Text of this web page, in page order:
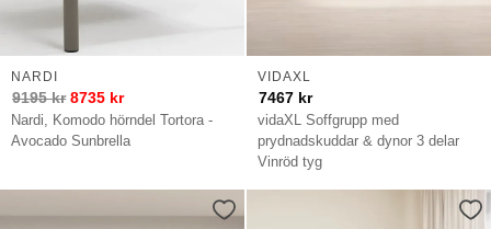
Nardi, Komodo hörndel Tortora -
Avocado Sunbrella
NARDI
9195kr 8735 kr
vidaXL Soffgrupp med
prydnadskuddar & dynor 3 delar
Vinröd tyg
VIDAXL
7467 kr